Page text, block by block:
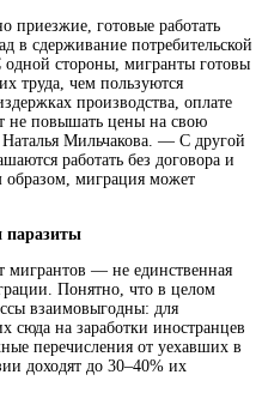
приезжие, готовые работать
в сдерживание потребительской
стороны, мигранты готовы
труда, чем пользуются
производства, оплате
не повышать цены на свою
Мильчакова. — С другой
работать без договора и
образом, миграция может
мигрантов — не единственная
Понятно, что в целом
взаимовыгодны: для
на заработки иностранцев
перечисления от уехавших в
доходят до 30–40% их